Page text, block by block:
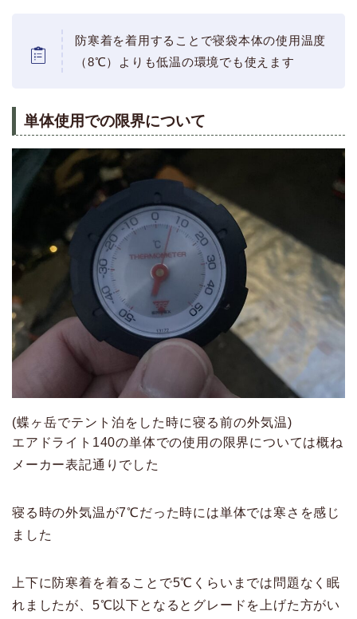
防寒着を着用することで寝袋本体の使用温度
（8℃）よりも低温の環境でも使えます
単体使用での限界について
(蝶ヶ岳でテント泊をした時に寝る前の外気温)
エアドライト140の単体での使用の限界については概ね
メーカー表記通りでした
寝る時の外気温が7℃だった時には単体では寒さを感じ
ました
上下に防寒着を着ることで5℃くらいまでは問題なく眠
れましたが、5℃以下となるとグレードを上げた方がい